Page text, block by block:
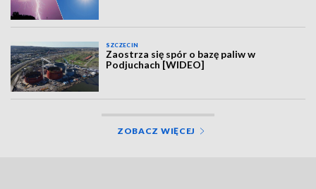
SZCZECIN
Zaostrza się spór o bazę paliw w
Podjuchach [WIDEO]
ZOBACZ WIĘCEJ